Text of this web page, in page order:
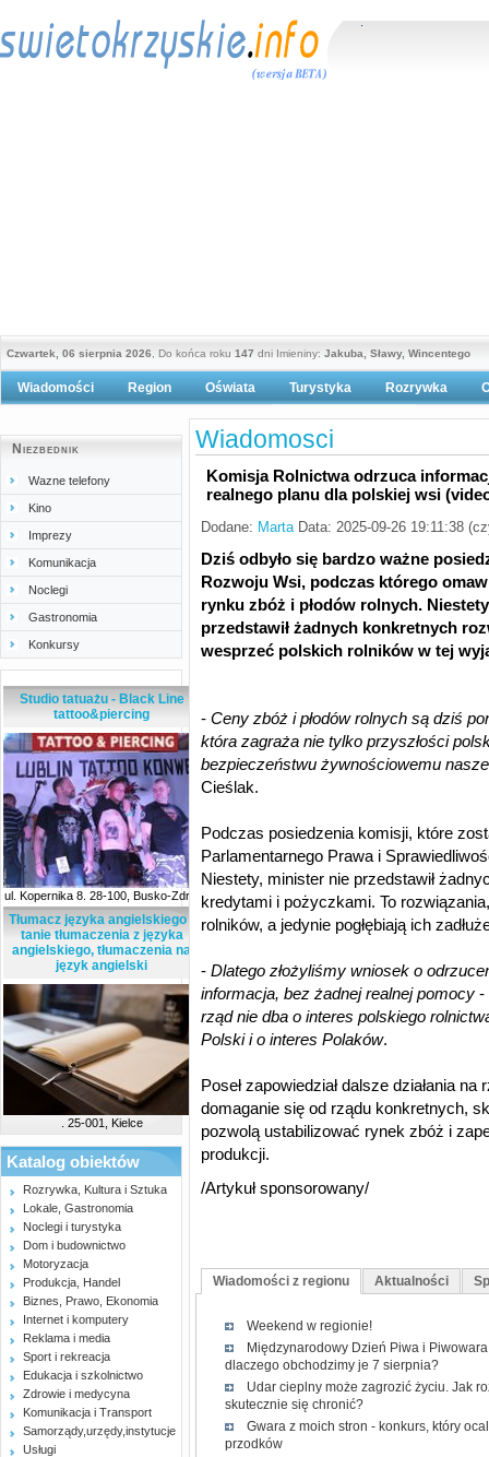
Czwartek, 06 sierpnia 2026 , Do końca roku 147 dni Imieniny: Jakuba, Sławy, Wincentego
Wiadomości Region Oświata Turystyka
Polityka prywatności
Rozrywka
Niezbednik
Wazne telefony
Kino
Imprezy
Komunikacja
Noclegi
Gastronomia
Konkursy
Studio tatuażu - Black Line
tattoo&piercing
ul. Kopernika 8. 28-100, Busko-Zdrój
Tłumacz języka angielskiego -
tanie tłumaczenia z języka
angielskiego, tłumaczenia na
język angielski
. 25-001, Kielce
Katalog obiektów
Rozrywka, Kultura i Sztuka
Lokale, Gastronomia
Noclegi i turystyka
Dom i budownictwo
Motoryzacja
Produkcja, Handel
Biznes, Prawo, Ekonomia
Internet i komputery
Reklama i media
Sport i rekreacja
Edukacja i szkolnictwo
Zdrowie i medycyna
Komunikacja i Transport
Samorządy,urzędy,instytucje
Usługi
Wiadomosci
Komisja Rolnictwa odrzuca
realnego planu dla polskiej wsi
Dodane: MartaData: 2025-09-26 19:11:38
Dziś odbyło się bardzo ważne
Rozwoju Wsi, podczas którego
rynku zbóż i płodów rolnych.
przedstawił żadnych konkretnych
wesprzeć polskich rolników w tej
- Ceny zbóż i płodów rolnych są dziś
która zagraża nie tylko przyszłości
bezpieczeństwu żywnościowemu
Cieślak.
Podczas posiedzenia komisji, które
Parlamentarnego Prawa i
Niestety, minister nie przedstawił
kredytami i pożyczkami. To
rolników, a jedynie pogłębiają ich
- Dlatego złożyliśmy wniosek o
informacja, bez żadnej realnej pomocy -
rząd nie dba o interes polskiego
Polski i o interes Polaków.
Poseł zapowiedział dalsze działania
domaganie się od rządu konkretnych,
pozwolą ustabilizować rynek zbóż i
produkcji.
/Artykuł sponsorowany/
Wiadomości z regionu Aktualności
Weekend w regionie!
Międzynarodowy Dzień Piwa i
dlaczego obchodzimy je 7 sierpnia?
Udar cieplny może zagrozić życiu. Jak
skutecznie się chronić?
Gwara z moich stron - konkurs, który
przodków